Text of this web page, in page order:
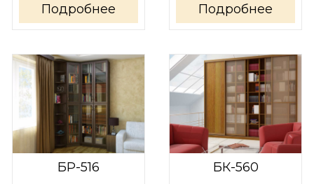
Подробнее Подробнее
БР-516 БК-560